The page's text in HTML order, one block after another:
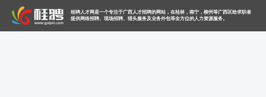
桂聘人才网是一个专注于广西人才招聘的网站，在桂林，南宁，柳州等广西区给求职者
提供网络招聘、现场招聘、猎头服务及业务外包等全方位的人力资源服务。